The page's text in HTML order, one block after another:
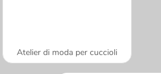
Atelier di moda per cuccioli